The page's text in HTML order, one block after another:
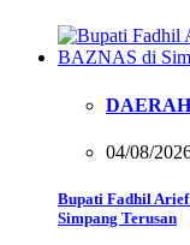
DAERAH
04/08/
Bupati Fadhil
Simpang Terusan